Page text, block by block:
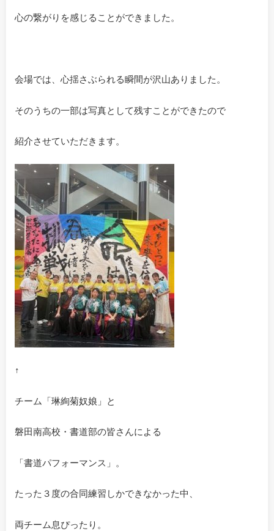
心の繋がりを感じることができました。
会場では、心揺さぶられる瞬間が沢山ありました。
そのうちの一部は写真として残すことができたので
紹介させていただきます。
↑
チーム「琳絢菊奴娘」と
磐田南高校・書道部の皆さんによる
「書道パフォーマンス」。
たった３度の合同練習しかできなかった中、
両チーム息ぴったり。